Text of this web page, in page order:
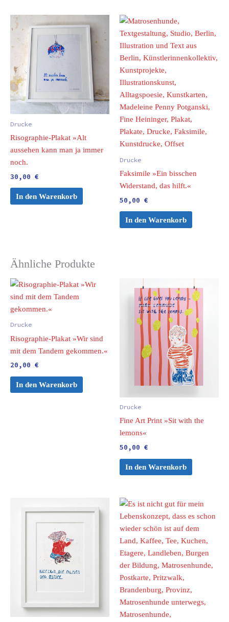
Drucke
Risographie-Plakat »Alt
aussehen kann man ja immer
noch.
30,00 €
In den Warenkorb
Drucke
Faksimile »Ein bisschen
Widerstand, das hilft.«
50,00 €
In den Warenkorb
Ähnliche Produkte
Drucke
Risographie-Plakat »Wir sind
mit dem Tandem gekommen.«
20,00 €
In den Warenkorb
Drucke
Fine Art Print »Sit with the
lemons«
50,00 €
In den Warenkorb